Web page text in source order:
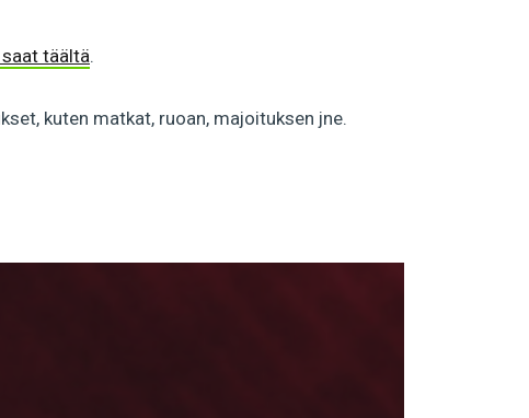
täältä.
kuten matkat, ruoan, majoituksen jne.